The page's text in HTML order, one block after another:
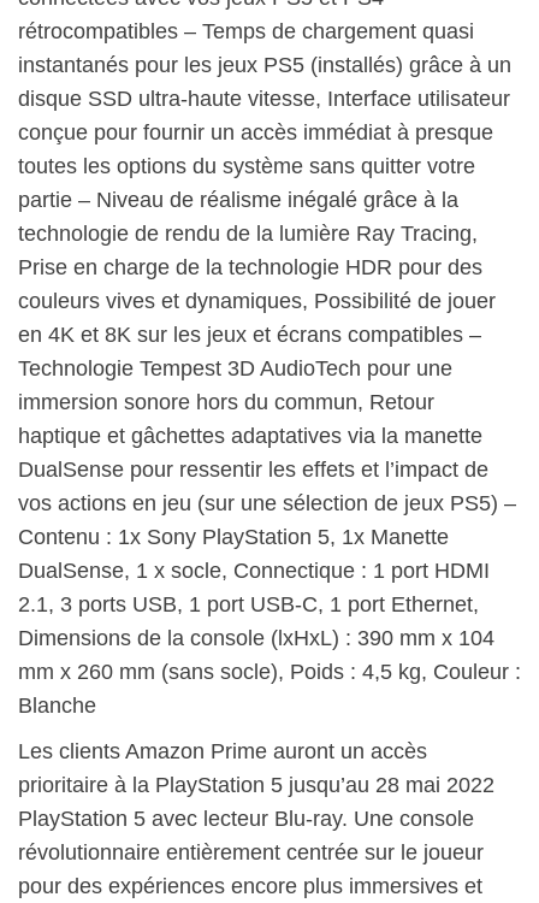
rétrocompatibles – Temps de chargement quasi
instantanés pour les jeux PS5 (installés) grâce à un
disque SSD ultra-haute vitesse, Interface utilisateur
conçue pour fournir un accès immédiat à presque
toutes les options du système sans quitter votre
partie – Niveau de réalisme inégalé grâce à la
technologie de rendu de la lumière Ray Tracing,
Prise en charge de la technologie HDR pour des
couleurs vives et dynamiques, Possibilité de jouer
en 4K et 8K sur les jeux et écrans compatibles –
Technologie Tempest 3D AudioTech pour une
immersion sonore hors du commun, Retour
haptique et gâchettes adaptatives via la manette
DualSense pour ressentir les effets et l’impact de
vos actions en jeu (sur une sélection de jeux PS5) –
Contenu : 1x Sony PlayStation 5, 1x Manette
DualSense, 1 x socle, Connectique : 1 port HDMI
2.1, 3 ports USB, 1 port USB-C, 1 port Ethernet,
Dimensions de la console (lxHxL) : 390 mm x 104
mm x 260 mm (sans socle), Poids : 4,5 kg, Couleur :
Blanche
Les clients Amazon Prime auront un accès
prioritaire à la PlayStation 5 jusqu’au 28 mai 2022
PlayStation 5 avec lecteur Blu-ray. Une console
révolutionnaire entièrement centrée sur le joueur
pour des expériences encore plus immersives et